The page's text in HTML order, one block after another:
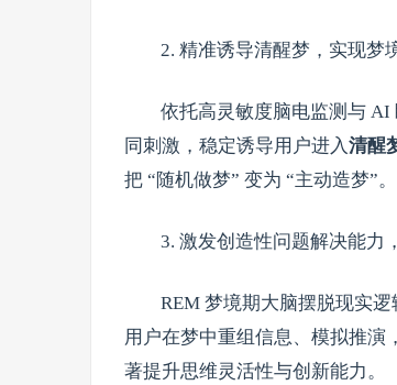
2. 精准诱导清醒梦，实现梦
依托高灵敏度脑电监测与
同刺激，稳定诱导用户进入清醒
把 “随机做梦” 变为 “主动造梦”
3. 激发创造性问题解决能力
REM 梦境期大脑摆脱现实
用户在梦中重组信息、模拟推演
著提升思维灵活性与创新能力。